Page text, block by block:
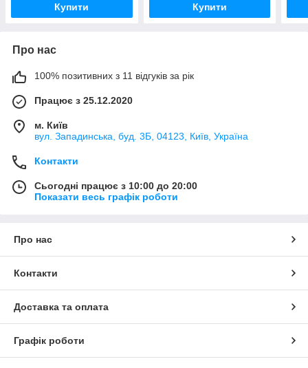
Купити Купити
Про нас
100% позитивних з 11 відгуків за рік
Працює з 25.12.2020
м. Київ
вул. Западинська, буд. 3Б, 04123, Київ, Україна
Контакти
Сьогодні працює з 10:00 до 20:00
Показати весь графік роботи
Про нас
Контакти
Доставка та оплата
Графік роботи